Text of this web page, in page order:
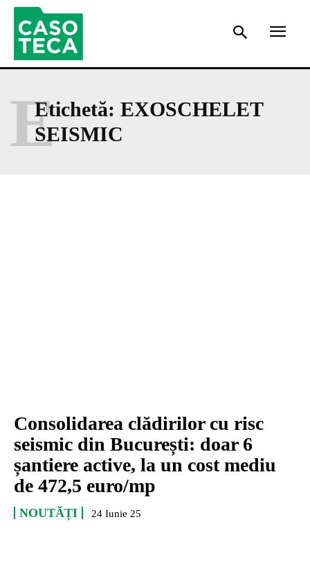
Etichetă: EXOSCHELET
SEISMIC
E
Consolidarea clădirilor cu risc
seismic din București: doar 6
șantiere active, la un cost mediu
de 472,5 euro/mp
NOUTĂȚI 24 Iunie 25